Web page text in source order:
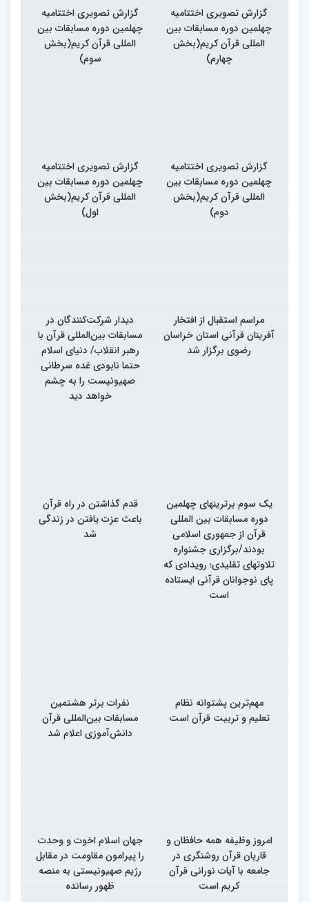
گزارش تصویری اختتامیه
چهلمین دوره مسابقات بین
المللی قرآن کریم(بخش
چهارم)
گزارش تصویری اختتامیه
چهلمین دوره مسابقات بین
المللی قرآن کریم(بخش
سوم)
گزارش تصویری اختتامیه
چهلمین دوره مسابقات بین
المللی قرآن کریم(بخش
دوم)
گزارش تصویری اختتامیه
چهلمین دوره مسابقات بین
المللی قرآن کریم(بخش
اول)
مراسم استقبال از افتخار
آفرینان قرآنی استان خراسان
رضوی برگزار شد
دیدار شرکت‌کنندگان در
مسابقات بین‌المللی قرآن با
رهبر انقلاب/ دنیای اسلام
حتما نابودی غده سرطانی
صهیونیست را به چشم
خواهد دید
یک سوم برترینهای چهلمین
دوره مسابقات بین المللی
قرآن از جمهوری اسلامی
بودند/برگزاری جشنواره
تلاوتهای تقلیدی؛ رویدادی که
پای نوجوانان قرآنی ایستاده
است
قدم گذاشتن در راه قرآن
باعث عزت یافتن در زندگی
شد
مهم‌ترین پشتوانه نظام
تعلیم و تربیت قرآن است
نفرات برتر هشتمین
مسابقات بین‌المللی قرآن
دانش‌آموزی اعلام شد
امروز وظیفه همه حافظان و
قاریان قرآن روشنگری در
جامعه با آیات نورانی قرآن
کریم است
جهان اسلام اخوت و وحدت
را پیرامون مقاومت در مقابل
رژیم صهیونیستی به منصه
ظهور رسانده